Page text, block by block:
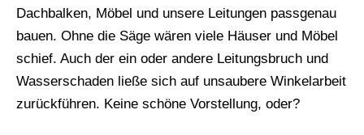
Dachbalken, Möbel und unsere Leitungen passgenau
bauen. Ohne die Säge wären viele Häuser und Möbel
schief. Auch der ein oder andere Leitungsbruch und
Wasserschaden ließe sich auf unsaubere Winkelarbeit
zurückführen. Keine schöne Vorstellung, oder?